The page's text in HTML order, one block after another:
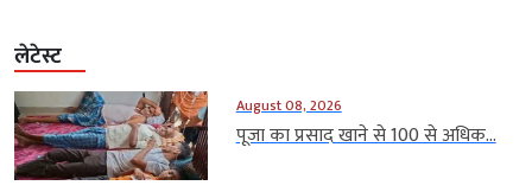
लेटेस्ट
August 08, 2026
पूजा का प्रसाद खाने से 100 से अधिक...